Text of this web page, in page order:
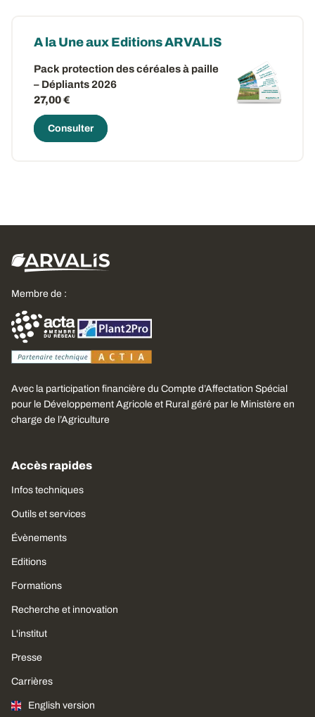
A la Une aux Editions ARVALIS
Pack protection des céréales à paille
– Dépliants 2026
27,00 €
Consulter
Membre de :
Avec la participation financière du Compte d’Affectation Spécial
pour le Développement Agricole et Rural géré par le Ministère en
charge de l’Agriculture
Accès rapides
Infos techniques
Outils et services
Évènements
Editions
Formations
Recherche et innovation
L'institut
Presse
Carrières
English version